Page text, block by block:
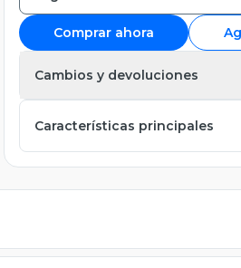
Comprar ahora
Cambios y devoluciones
Características principales